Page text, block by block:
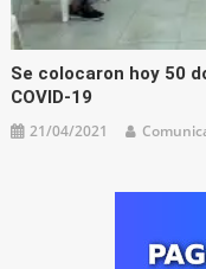
Se colocaron hoy 50
COVID-19
21/04/2021